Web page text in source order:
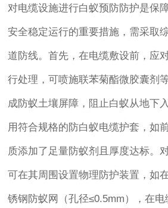
对电缆设施进行白蚁预防防护是保
安全稳定运行的重要措施，需采取
道防线。首先，在电缆敷设前，应
行处理，可喷施联苯菊酯微胶囊剂
成防蚁土壤屏障，阻止白蚁从地下
用符合规格的防白蚁电缆护套，如
质添加了足量防蚁剂且厚度达标。
可在其周围设置物理防护装置，如
锈钢防蚁网（孔径≤0.5mm），在